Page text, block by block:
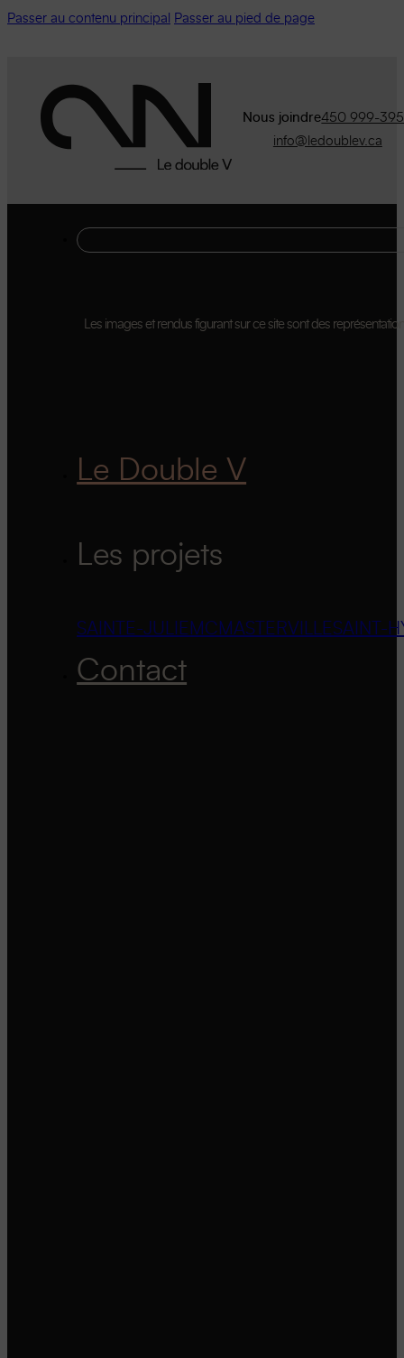
Passer au contenu principal Passer au pied de page
Nous joindre450 999-
info@ledoublev.ca
Les images et rendus figurant sur ce site sont des
Le Double V
Les projets
SAINTE-JULIE MCMASTERVILLESAINT-
Contact